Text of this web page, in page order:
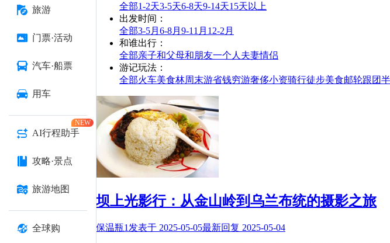
旅游
门票·活动
汽车·船票
用车
AI行程助手
NEW
攻略·景点
旅游地图
全球购
全部1-2天3-5天6-8天9-14天15天以上
出发时间 ：
全部3-5月 6-8月 9-11月 12-2月
和谁出行 ：
全部亲子和父母和朋友一个人 夫妻情侣
游记玩法 ：
全部火车美食林周末游省钱穷游奢侈小资骑行徒步美食邮轮跟团
坝上光影行：从金山岭到乌兰布统的摄影之旅
保温瓶1 发表于 2025-05-05最新回复 2025-05-04